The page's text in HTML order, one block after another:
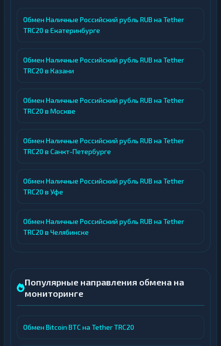
Обмен Наличные Российский рубль RUB на Tether
TRC20 в Екатеринбурге
Обмен Наличные Российский рубль RUB на Tether
TRC20 в Казани
Обмен Наличные Российский рубль RUB на Tether
TRC20 в Москве
Обмен Наличные Российский рубль RUB на Tether
TRC20 в Санкт-Петербурге
Обмен Наличные Российский рубль RUB на Tether
TRC20 в Уфе
Обмен Наличные Российский рубль RUB на Tether
TRC20 в Челябинске
Популярные направления обмена на
мониторинге
Обмен Bitcoin BTC на Tether TRC20